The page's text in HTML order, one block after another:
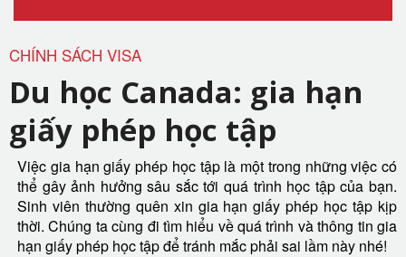
CHÍNH SÁCH VISA
Du học Canada: gia hạn
giấy phép học tập
Việc gia hạn giấy phép học tập là một trong những việc có
thể gây ảnh hưởng sâu sắc tới quá trình học tập của bạn.
Sinh viên thường quên xin gia hạn giấy phép học tập kịp
thời. Chúng ta cùng đi tìm hiểu về quá trình và thông tin gia
hạn giấy phép học tập để tránh mắc phải sai lầm này nhé!